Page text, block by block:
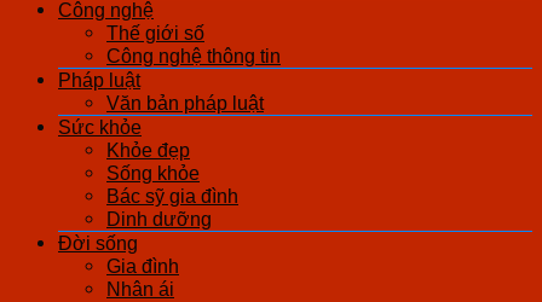
Công nghệ
Thế giới số
Công nghệ thông tin
Pháp luật
Văn bản pháp luật
Sức khỏe
Khỏe đẹp
Sống khỏe
Bác sỹ gia đình
Dinh dưỡng
Đời sống
Gia đình
Nhân ái